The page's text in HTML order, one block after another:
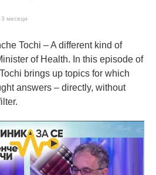
3 месеци
Tochi – A different kind of
of Health. In this episode of
brings up topics for which
answers – directly, without